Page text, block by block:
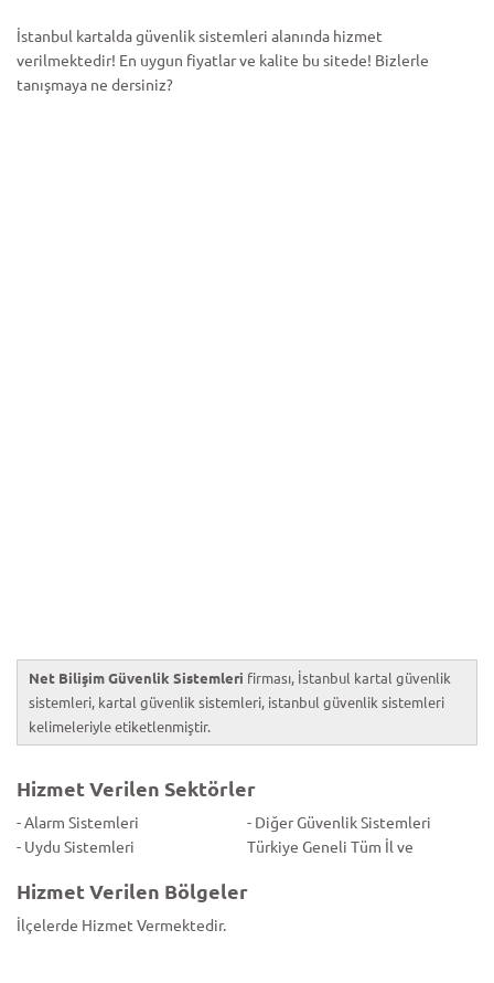
İstanbul kartalda güvenlik sistemleri alanında hizmet
verilmektedir! En uygun fiyatlar ve kalite bu sitede! Bizlerle
tanışmaya ne dersiniz?
Net Bilişim Güvenlik Sistemleri firması, İstanbul kartal güvenlik
sistemleri, kartal güvenlik sistemleri, istanbul güvenlik sistemleri
kelimeleriyle etiketlenmiştir.
Hizmet Verilen Sektörler
- Alarm Sistemleri
- Diğer Güvenlik Sistemleri
- Uydu Sistemleri
Hizmet Verilen Bölgeler
Türkiye Geneli Tüm İl ve
İlçelerde Hizmet Vermektedir.